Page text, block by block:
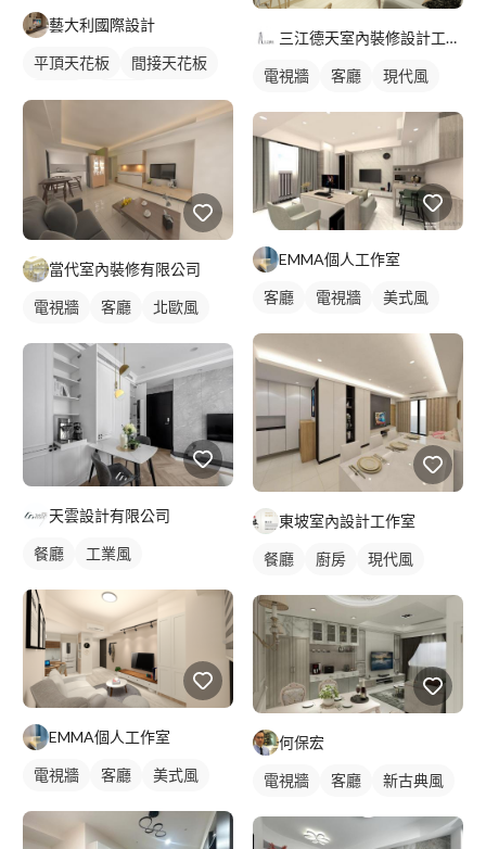
藝大利國際設計
平頂天花板
間接天花板
當代室內裝修有限公司
電視牆 客廳 北歐風
天雲設計有限公司
餐廳 工業風
EMMA個人工作室
電視牆 客廳 美式風
三江德天室內裝修設計工程有限公司
電視牆 客廳 現代風
EMMA個人工作室
客廳 電視牆 美式風
東坡室內設計工作室
餐廳 廚房 現代風
何保宏
電視牆 客廳 新古典風